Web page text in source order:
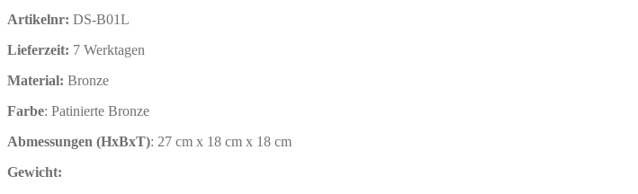
Artikelnr: DS-B01L
Lieferzeit: 7 Werktagen
Material: Bronze
Farbe: Patinierte Bronze
Abmessungen (HxBxT): 27 cm x 18 cm x 18 cm
Gewicht: